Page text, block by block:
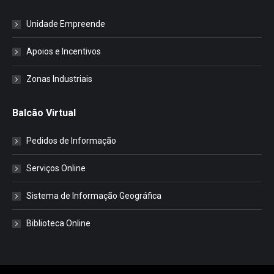
Unidade Empreende
Apoios e Incentivos
Zonas Industriais
Balcão Virtual
Pedidos de Informação
Serviços Online
Sistema de Informação Geográfica
Biblioteca Online